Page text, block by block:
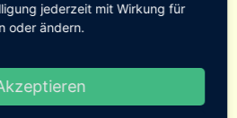
jederzeit mit Wirkung für
oder ändern.